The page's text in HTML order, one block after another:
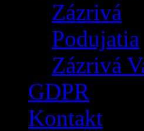
Zázrivá
Podujatia
Zázrivá
GDPR
Kontakt